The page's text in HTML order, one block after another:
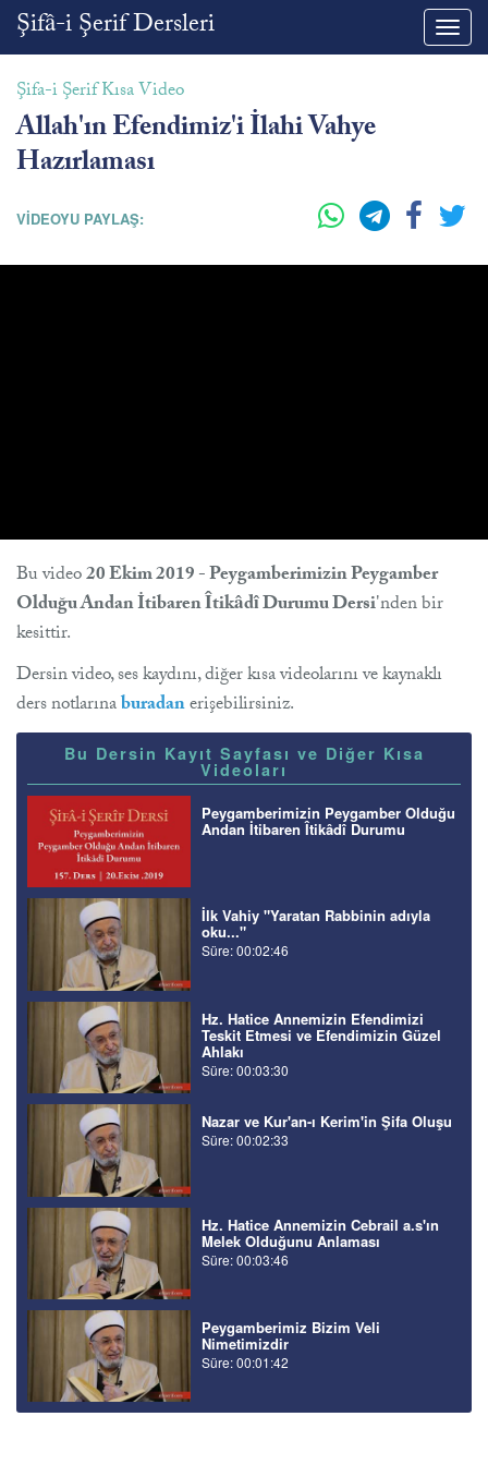
Şifâ-i Şerif Dersleri
Şifa-i Şerif Kısa Video
Allah'ın Efendimiz'i İlahi Vahye
Hazırlaması
VİDEOYU PAYLAŞ:
Bu video20 Ekim 2019 - Peygamberimizin Peygamber
Olduğu Andan İtibaren Îtikâdî Durumu Dersi'nden bir
kesittir.
Dersin video, ses kaydını, diğer kısa videolarını ve kaynaklı
ders notlarınaburadanerişebilirsiniz.
Bu Dersin Kayıt Sayfası ve Diğer Kısa
Videoları
Peygamberimizin Peygamber Olduğu
Andan İtibaren Îtikâdî Durumu
İlk Vahiy "Yaratan Rabbinin adıyla
oku..."
Süre: 00:02:46
Hz. Hatice Annemizin Efendimizi
Teskit Etmesi ve Efendimizin Güzel
Ahlakı
Süre: 00:03:30
Nazar ve Kur'an-ı Kerim'in Şifa Oluşu
Süre: 00:02:33
Hz. Hatice Annemizin Cebrail a.s'ın
Melek Olduğunu Anlaması
Süre: 00:03:46
Peygamberimiz Bizim Veli
Nimetimizdir
Süre: 00:01:42